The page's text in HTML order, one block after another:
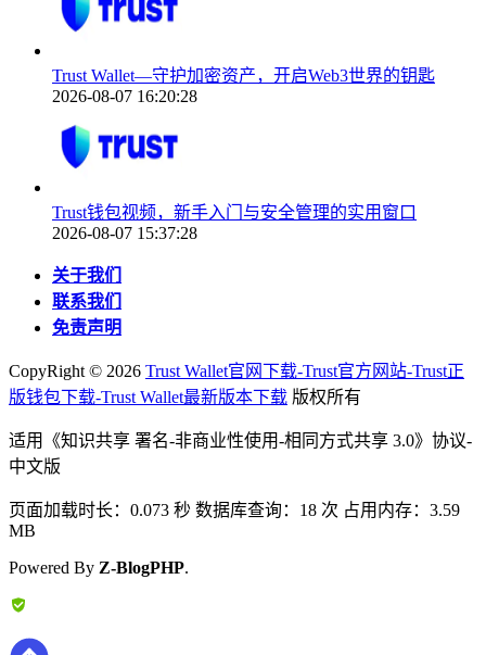
Trust Wallet—守护加密资产，开启Web3世界的钥匙
2026-08-07 16:20:28
Trust钱包视频，新手入门与安全管理的实用窗口
2026-08-07 15:37:28
关于我们
联系我们
免责声明
CopyRight © 2026 Trust Wallet官网下载-Trust官方网站-Trust正
版钱包下载-Trust Wallet最新版本下载 版权所有
适用《知识共享 署名-非商业性使用-相同方式共享 3.0》协议-
中文版
页面加载时长：0.073 秒 数据库查询：18 次 占用内存：3.59
MB
Powered By Z-BlogPHP.